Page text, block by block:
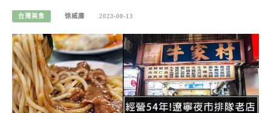
台灣美食 徐威廉 2023-08-13